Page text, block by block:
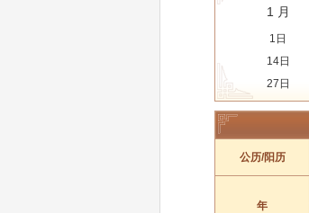
1 月
1日
14日
27日
公历/阳历
年